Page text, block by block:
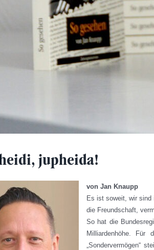
jupheida!
von Jan Knaupp
Es ist soweit, wir sind
die Freundschaft,
So hat die
Milliardenhöhe. Für
„Sondervermögen“